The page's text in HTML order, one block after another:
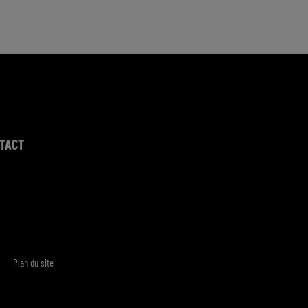
Plan du site